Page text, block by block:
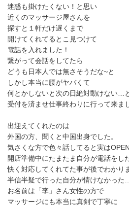
迷惑も掛けたくない！と思い
近くのマッサージ屋さんを
探すと１軒だけ遅くまで
開けてくれてるとこ見つけて
電話を入れました！
繋がって会話をしてたら
どうも日本人では無さそうだな~と
しかし本当に腰がヤバくて
何とかしないと次の日絶対動けない…
受付を済ませ仕事終わりに行って来ま
出迎えてくれたのは
外国の方、聞くと中国出身でした。
気さくな方で色々話してると実は
開店準備中にたまたま自分が電話をし
快く対応してくれてた事が後でわかり
半信半疑で行った自分が情けなかった…
お名前は「李」さん女性の方で
マッサージにも本当に真剣で丁寧に